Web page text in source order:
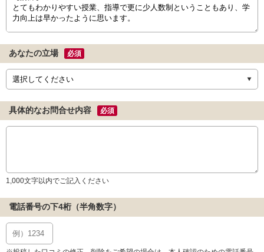
あなたの立場 必須
具体的なお問合せ内容 必須
1,000文字以内でご記入ください
電話番号の下4桁（半角数字）